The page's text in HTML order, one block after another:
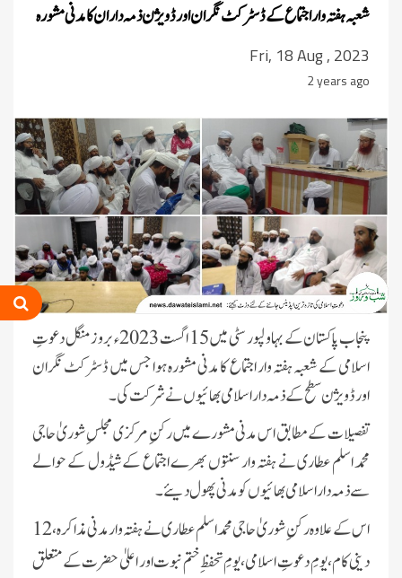
شعبہ ہفتہ وار اجتماع کے ڈسٹرکٹ نگران اور ڈویژن ذمہ داران کا مدنی مشورہ
Fri, 18 Aug , 2023
2 years ago
پنجاب پاکستان کے بہاولپور سٹی میں 15 اگست 2023ء بروز منگل دعوتِ
اسلامی کے شعبہ ہفتہ وار اجتماع کا مدنی مشورہ ہوا جس میں ڈسٹرکٹ نگران
اور ڈویژن سطح کے ذمہ دار اسلامی بھائیوں نے شرکت کی۔
تفصیلات کے مطابق اس مدنی مشورے میں رکنِ مرکزی مجلسِ شوریٰ حاجی
محمد اسلم عطاری نے ہفتہ وار سنتوں بھرے اجتماع کے شیڈول کے حوالے
سے ذمہ دار اسلامی بھائیوں کو مدنی پھول دیئے ۔
اس کے علاوہ رکنِ شوریٰ حاجی محمد اسلم عطاری نے ہفتہ وار مدنی مذاکرہ، 12
دینی کام، یومِ دعوتِ اسلامی، یومِ تحفظِ ختم نبوت اور اعلیٰ حضرت کے متعلق